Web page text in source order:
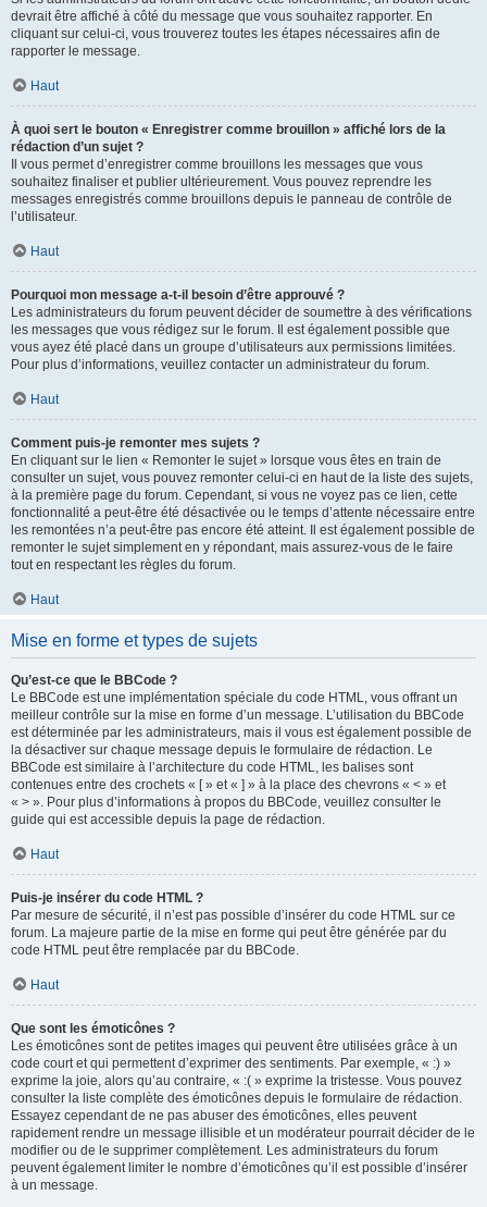
devrait être affiché à côté du message que vous souhaitez rapporter. En
cliquant sur celui-ci, vous trouverez toutes les étapes nécessaires afin de
rapporter le message.
Haut
À quoi sert le bouton « Enregistrer comme brouillon » affiché lors de la
rédaction d’un sujet ?
Il vous permet d’enregistrer comme brouillons les messages que vous
souhaitez finaliser et publier ultérieurement. Vous pouvez reprendre les
messages enregistrés comme brouillons depuis le panneau de contrôle de
l’utilisateur.
Haut
Pourquoi mon message a-t-il besoin d’être approuvé ?
Les administrateurs du forum peuvent décider de soumettre à des vérifications
les messages que vous rédigez sur le forum. Il est également possible que
vous ayez été placé dans un groupe d’utilisateurs aux permissions limitées.
Pour plus d’informations, veuillez contacter un administrateur du forum.
Haut
Comment puis-je remonter mes sujets ?
En cliquant sur le lien « Remonter le sujet » lorsque vous êtes en train de
consulter un sujet, vous pouvez remonter celui-ci en haut de la liste des sujets,
à la première page du forum. Cependant, si vous ne voyez pas ce lien, cette
fonctionnalité a peut-être été désactivée ou le temps d’attente nécessaire entre
les remontées n’a peut-être pas encore été atteint. Il est également possible de
remonter le sujet simplement en y répondant, mais assurez-vous de le faire
tout en respectant les règles du forum.
Haut
Mise en forme et types de sujets
Qu’est-ce que le BBCode ?
Le BBCode est une implémentation spéciale du code HTML, vous offrant un
meilleur contrôle sur la mise en forme d’un message. L’utilisation du BBCode
est déterminée par les administrateurs, mais il vous est également possible de
la désactiver sur chaque message depuis le formulaire de rédaction. Le
BBCode est similaire à l’architecture du code HTML, les balises sont
contenues entre des crochets « [ » et « ] » à la place des chevrons « < » et
« > ». Pour plus d’informations à propos du BBCode, veuillez consulter le
guide qui est accessible depuis la page de rédaction.
Haut
Puis-je insérer du code HTML ?
Par mesure de sécurité, il n’est pas possible d’insérer du code HTML sur ce
forum. La majeure partie de la mise en forme qui peut être générée par du
code HTML peut être remplacée par du BBCode.
Haut
Que sont les émoticônes ?
Les émoticônes sont de petites images qui peuvent être utilisées grâce à un
code court et qui permettent d’exprimer des sentiments. Par exemple, « :) »
exprime la joie, alors qu’au contraire, « :( » exprime la tristesse. Vous pouvez
consulter la liste complète des émoticônes depuis le formulaire de rédaction.
Essayez cependant de ne pas abuser des émoticônes, elles peuvent
rapidement rendre un message illisible et un modérateur pourrait décider de le
modifier ou de le supprimer complètement. Les administrateurs du forum
peuvent également limiter le nombre d’émoticônes qu’il est possible d’insérer
à un message.